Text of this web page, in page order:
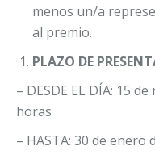
menos un/a
al premio.
PLAZO DE
– DESDE EL DÍA: 15
horas
– HASTA: 30 de enero